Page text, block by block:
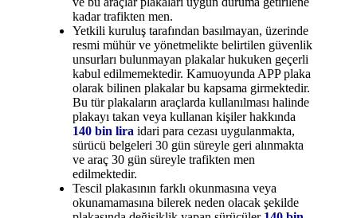
kadar trafikten men.
Yetkili kuruluş tarafından basılmayan, üzerinde
resmi mühür ve yönetmelikte belirtilen güvenlik
unsurları bulunmayan plakalar hukuken geçerli
kabul edilmemektedir. Kamuoyunda APP plaka
olarak bilinen plakalar bu kapsama girmektedir.
Bu tür plakaların araçlarda kullanılması halinde
plakayı takan veya kullanan kişiler hakkında
140 bin lira idari para cezası uygulanmakta,
sürücü belgeleri 30 gün süreyle geri alınmakta
ve araç 30 gün süreyle trafikten men
edilmektedir.
Tescil plakasının farklı okunmasına veya
okunamamasına bilerek neden olacak şekilde